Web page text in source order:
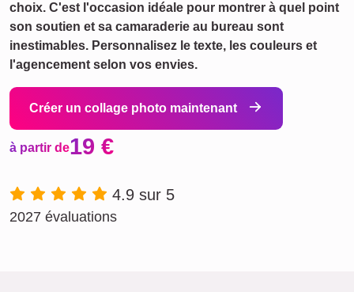
choix. C'est l'occasion idéale pour montrer à quel point
son soutien et sa camaraderie au bureau sont
inestimables. Personnalisez le texte, les couleurs et
l'agencement selon vos envies.
Créer un collage photo maintenant
à partir de19 €
4.9 sur 5
2027 évaluations